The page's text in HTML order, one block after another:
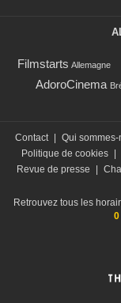
Filmstarts Allemagne
AdoroCinema
Contact Qui
Politique de cookies
Revue de presse
Retrouvez tous les
0